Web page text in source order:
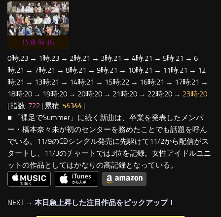
0時:23 → 1時:23 → 2時:21 → 3時:21 → 4時:21 → 5時:21 → 6
時:21 → 7時:21 → 8時:21 → 9時:21 → 10時:21 → 11時:21 → 12
時:21 → 13時:21 → 14時:21 → 15時:22 → 16時:21 → 17時:21 →
18時:20 → 19時:20 → 20時:20 → 21時:20 → 22時:20 → 23時:20
| 指数: 722 | 累積: 54344 |
■ 「裸足でSummer」に続く新曲は、卒業を発表したメンバ
ー・橋本奈々未が初のセンターを務めたことでも話題を呼ん
でいる。11/9のCDシングル発売に先駆けて11/2から配信がス
タートし、11/3のチャートでは3位を記録。女性アイドルユニ
ットの作品としてはかなりの高記録となっている。
NEXT → 本日急上昇した注目作品をピックアップ！